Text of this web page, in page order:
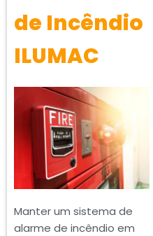
de Incêndio
ILUMAC
Manter um sistema de
alarme de incêndio em